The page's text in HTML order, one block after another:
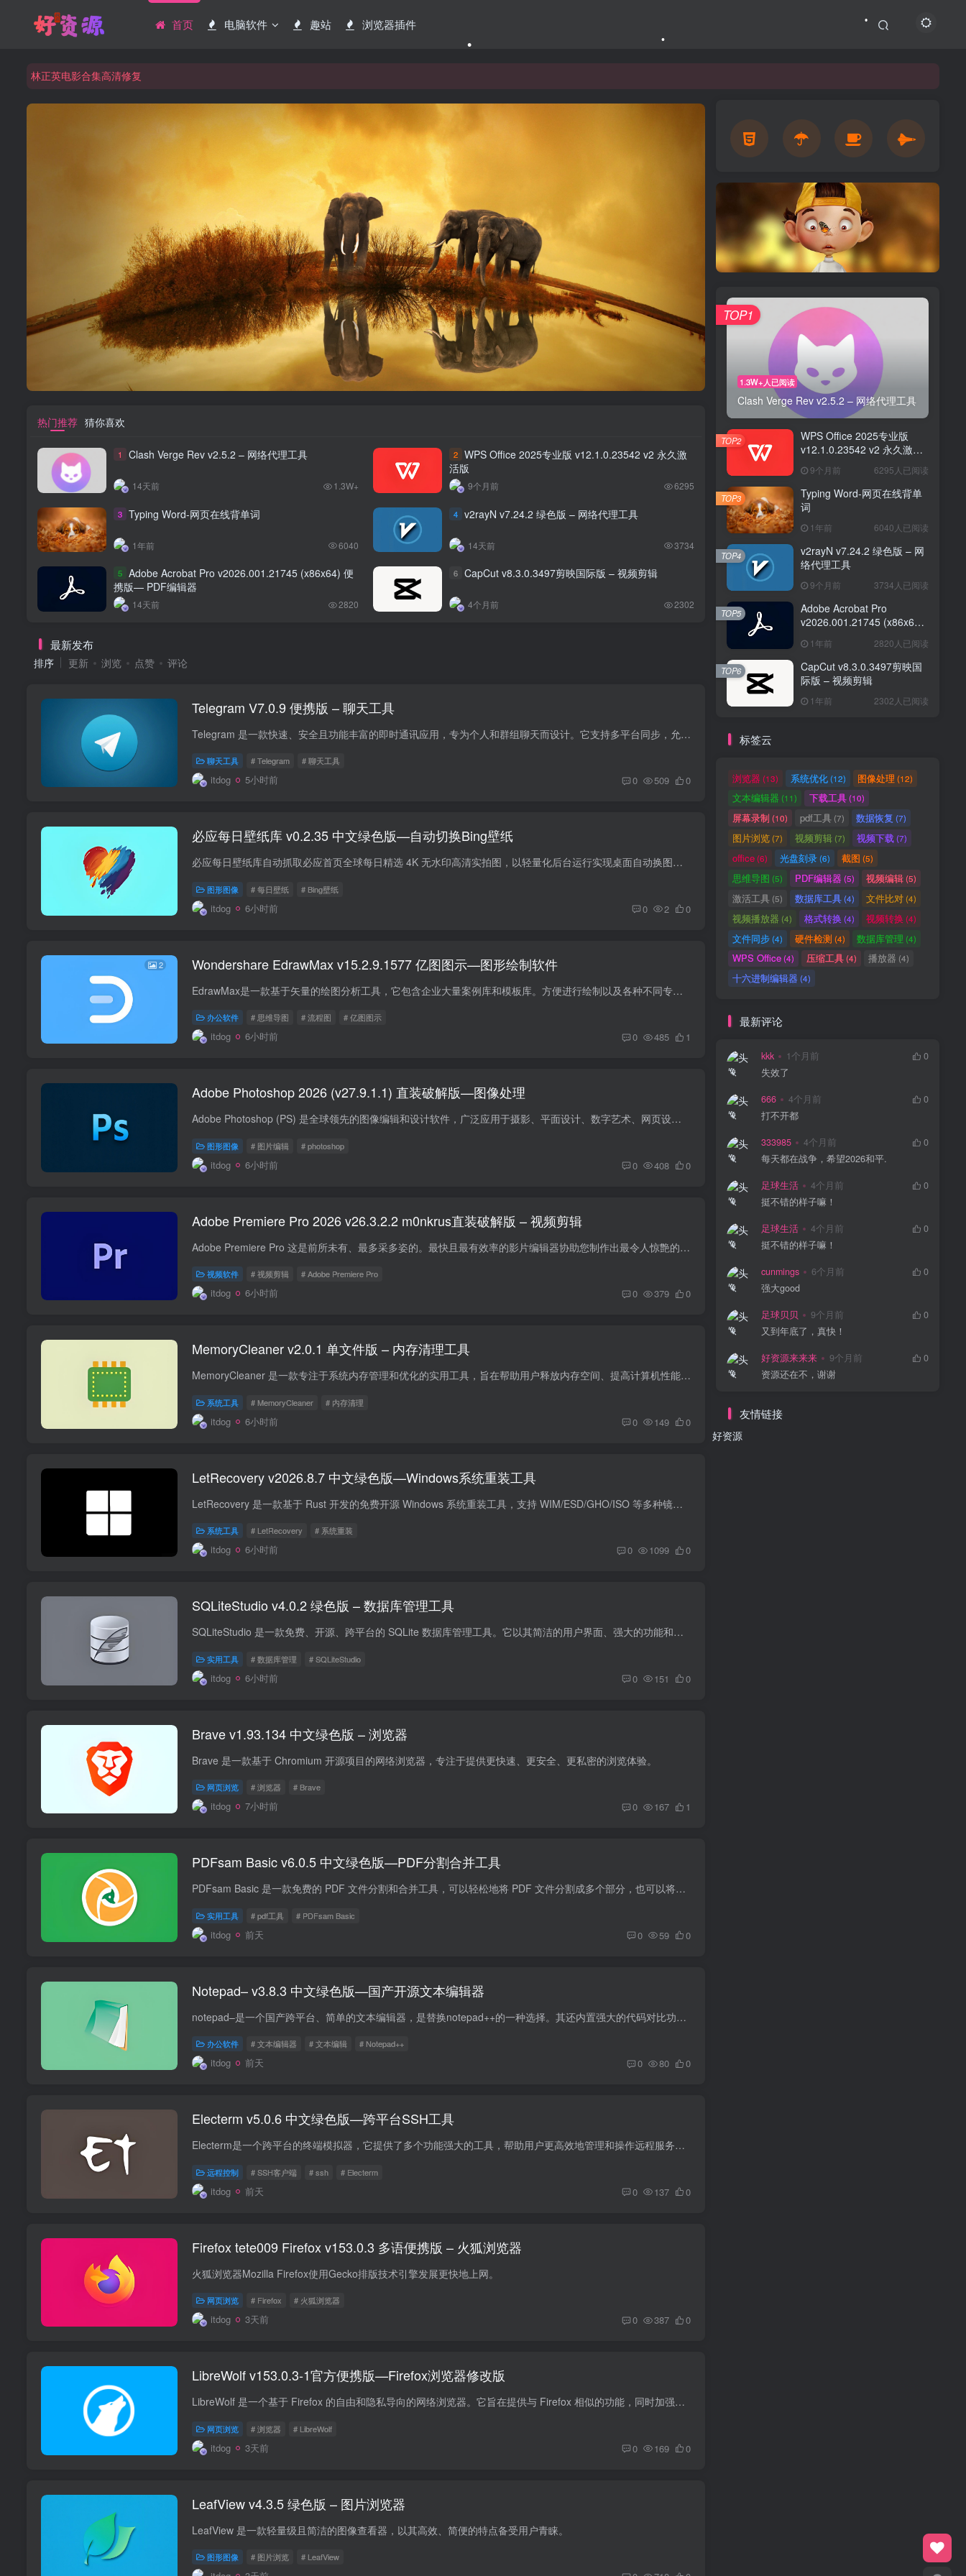
首页 电脑软件 趣站 浏览器插件
周星驰电影合集高清修复
林正英电影合集高清修复
周星驰电影合集高清修复
祝大家元旦快乐！！越来越好！
热门推荐 猜你喜欢
1 Clash Verge Rev v2.5.2 – 网络代理工具
14天前 1.3W+
2 WPS Office 2025专业版 v12.1.0.23542 v2 永久激
活版
9个月前 6295
3 Typing Word-网页在线背单词
1年前 6040
4 v2rayN v7.24.2 绿色版 – 网络代理工具
14天前 3734
5 Adobe Acrobat Pro v2026.001.21745 (x86x64) 便
携版— PDF编辑器
14天前 2820
6 CapCut v8.3.0.3497剪映国际版 – 视频剪辑
4个月前 2302
最新发布
排序 更新 浏览 点赞 评论
Telegram V7.0.9 便携版 – 聊天工具
Telegram 是一款快速、安全且功能丰富的即时通讯应用，专为个人和群组聊天而设计。它支持多平台同步，允许用户在手机、平板和电脑上无缝切换使用。
聊天工具 # Telegram # 聊天工具
itdog 5小时前 0 509 0
必应每日壁纸库 v0.2.35 中文绿色版—自动切换Bing壁纸
必应每日壁纸库自动抓取必应首页全球每日精选 4K 无水印高清实拍图，以轻量化后台运行实现桌面自动换图，无广告、无付费订阅，兼具壁纸美化与地理科普，一键打造动态治愈桌面。
图形图像 # 每日壁纸 # Bing壁纸
itdog 6小时前 0 2 0
2 Wondershare EdrawMax v15.2.9.1577 亿图图示—图形绘制软件
EdrawMax是一款基于矢量的绘图分析工具，它包含企业大量案例库和模板库。方便进行绘制以及各种不同专业发展业务工作流程图、组织系统结构图、业务处理流程图、程序控制流程图、数据信息流程图、...
办公软件 # 思维导图 # 流程图 # 亿图图示
itdog 6小时前 0 485 1
Adobe Photoshop 2026 (v27.9.1.1) 直装破解版—图像处理
Adobe Photoshop (PS) 是全球领先的图像编辑和设计软件，广泛应用于摄影、平面设计、数字艺术、网页设计、视频编辑等多个领域。
图形图像 # 图片编辑 # photoshop
itdog 6小时前 0 408 0
Adobe Premiere Pro 2026 v26.3.2.2 m0nkrus直装破解版 – 视频剪辑
Adobe Premiere Pro 这是前所未有、最多采多姿的。最快且最有效率的影片编辑器协助您制作出最令人惊艶的作品 — 并且能轻松从 Final Cut 或 Avid 转换。以原生格式，或藉由建立可轻松地来回切换...
视频软件 # 视频剪辑 # Adobe Premiere Pro
itdog 6小时前 0 379 0
MemoryCleaner v2.0.1 单文件版 – 内存清理工具
MemoryCleaner 是一款专注于系统内存管理和优化的实用工具，旨在帮助用户释放内存空间、提高计算机性能。它能够监测和清理不必要的内存占用，从而提高系统的响应速度，特别是在运行大型应用程序...
系统工具 # MemoryCleaner # 内存清理
itdog 6小时前 0 149 0
LetRecovery v2026.8.7 中文绿色版—Windows系统重装工具
LetRecovery 是一款基于 Rust 开发的免费开源 Windows 系统重装工具，支持 WIM/ESD/GHO/ISO 等多种镜像格式的部署与备份，还集成了在线下载、驱动管理、引导修复等实用功能。
系统工具 # LetRecovery # 系统重装
itdog 6小时前 0 1099 0
SQLiteStudio v4.0.2 绿色版 – 数据库管理工具
SQLiteStudio 是一款免费、开源、跨平台的 SQLite 数据库管理工具。它以其简洁的用户界面、强大的功能和轻量级的特性而闻名，是 SQLite 数据库开发者和用户的理想选择。SQLiteStudio 不需要安装...
实用工具 # 数据库管理 # SQLiteStudio
itdog 6小时前 0 151 0
Brave v1.93.134 中文绿色版 – 浏览器
Brave 是一款基于 Chromium 开源项目的网络浏览器，专注于提供更快速、更安全、更私密的浏览体验。
网页浏览 # 浏览器 # Brave
itdog 7小时前 0 167 1
PDFsam Basic v6.0.5 中文绿色版—PDF分割合并工具
PDFsam Basic 是一款免费的 PDF 文件分割和合并工具，可以轻松地将 PDF 文件分割成多个部分，也可以将多个 PDF 文件合并成一个文件。
实用工具 # pdf工具 # PDFsam Basic
itdog 前天 0 59 0
Notepad– v3.8.3 中文绿色版—国产开源文本编辑器
notepad–是一个国产跨平台、简单的文本编辑器，是替换notepad++的一种选择。其还内置强大的代码对比功能，插件功能。用起来很方便。且对大文件日志打开无压力。
办公软件 # 文本编辑器 # 文本编辑 # Notepad++
itdog 前天 0 80 0
Electerm v5.0.6 中文绿色版—跨平台SSH工具
Electerm是一个跨平台的终端模拟器，它提供了多个功能强大的工具，帮助用户更高效地管理和操作远程服务器。
远程控制 # SSH客户端 # ssh # Electerm
itdog 前天 0 137 0
Firefox tete009 Firefox v153.0.3 多语便携版 – 火狐浏览器
火狐浏览器Mozilla Firefox使用Gecko排版技术引擎发展更快地上网。
网页浏览 # Firefox # 火狐浏览器
itdog 3天前 0 387 0
LibreWolf v153.0.3-1官方便携版—Firefox浏览器修改版
LibreWolf 是一个基于 Firefox 的自由和隐私导向的网络浏览器。它旨在提供与 Firefox 相似的功能，同时加强用户隐私和安全性。
网页浏览 # 浏览器 # LibreWolf
itdog 3天前 0 169 0
LeafView v4.3.5 绿色版 – 图片浏览器
LeafView 是一款轻量级且简洁的图像查看器，以其高效、简便的特点备受用户青睐。
图形图像 # 图片浏览 # LeafView
1.3W+人已阅读
Clash Verge Rev v2.5.2 – 网络代理工具
TOP1
WPS Office 2025专业版
v12.1.0.23542 v2 永久激活
9个月前 6295人已阅读
TOP2
Typing Word-网页在线背单
词
1年前 6040人已阅读
TOP3
v2rayN v7.24.2 绿色版 – 网
络代理工具
9个月前 3734人已阅读
TOP4
Adobe Acrobat Pro
v2026.001.21745 (x86x64)
1年前 2820人已阅读
TOP5
CapCut v8.3.0.3497剪映国
际版 – 视频剪辑
1年前 2302人已阅读
TOP6
标签云
浏览器(13) 系统优化(12) 图像处理 (12)
文本编辑器 (11) 下载工具(10)
屏幕录制 (10) pdf工具(7) 数据恢复 (7)
图片浏览(7) 视频剪辑(7) 视频下载(7)
office(6) 光盘刻录(6) 截图 (5)
思维导图 (5) PDF编辑器(5) 视频编辑(5)
激活工具 (5) 数据库工具(4) 文件比对(4)
视频播放器 (4) 格式转换 (4) 视频转换 (4)
文件同步(4) 硬件检测 (4) 数据库管理 (4)
WPS Office(4) 压缩工具(4) 播放器 (4)
十六进制编辑器(4)
最新评论
kkk 1个月前
0
失效了
666 4个月前
0
打不开都
333985 4个月前
0
每天都在战争，希望2026和平.
足球生活 4个月前
0
挺不错的样子嘛！
足球生活 4个月前
0
挺不错的样子嘛！
cunmings 6个月前
0
强大good
足球贝贝 9个月前
0
又到年底了，真快！
好资源来来来 9个月前
0
资源还在不，谢谢
友情链接
好资源